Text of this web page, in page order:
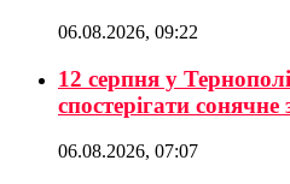
06.08.2026, 09:22
12 серпня у
спостерігати
06.08.2026, 07:07